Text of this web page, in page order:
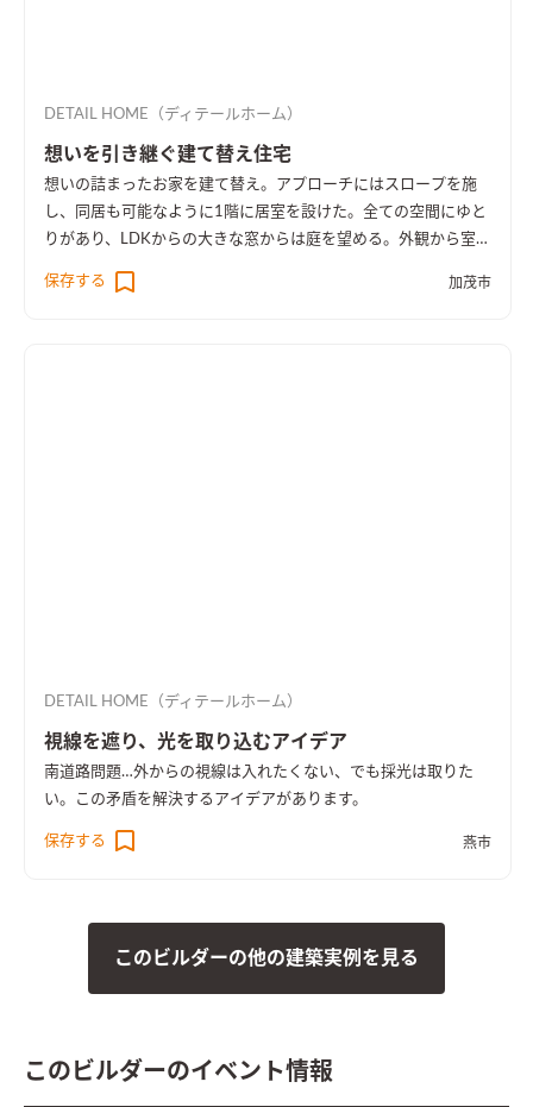
DETAIL HOME（ディテールホーム）
想いを引き継ぐ建て替え住宅
想いの詰まったお家を建て替え。アプローチにはスロープを施
し、同居も可能なように1階に居室を設けた。全ての空間にゆと
りがあり、LDKからの大きな窓からは庭を望める。外観から室内
保存する
加茂市
DETAIL HOME（ディテールホーム）
視線を遮り、光を取り込むアイデア
南道路問題…外からの視線は入れたくない、でも採光は取りた
い。この矛盾を解決するアイデアがあります。
保存する 燕市
このビルダーの他の建築実例を見る
このビルダーのイベント情報